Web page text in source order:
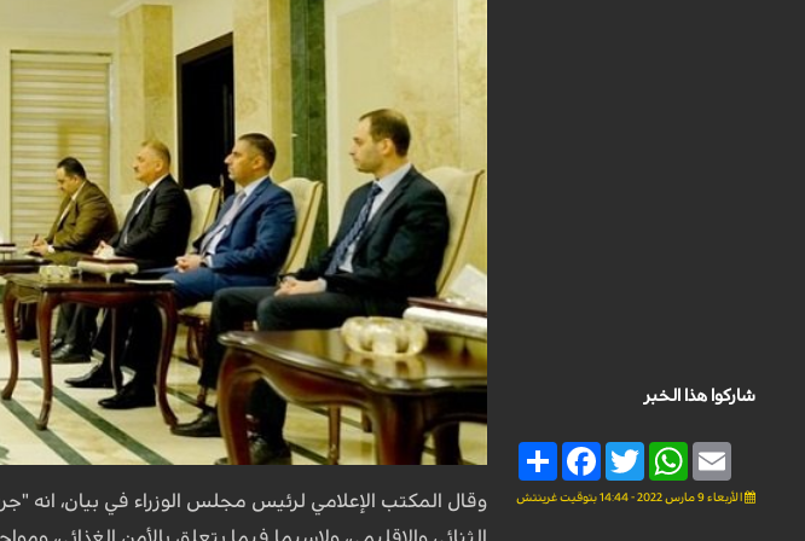
شاركوا هذا الخبر
Share
FacebookTwitter
WhatsAppEmail
الأربعاء 9 مارس 2022 - 14:44 بتوقيت غرينتش وقال المكتب الإعلامي لرئيس مجلس الوزراء في بيان، انه